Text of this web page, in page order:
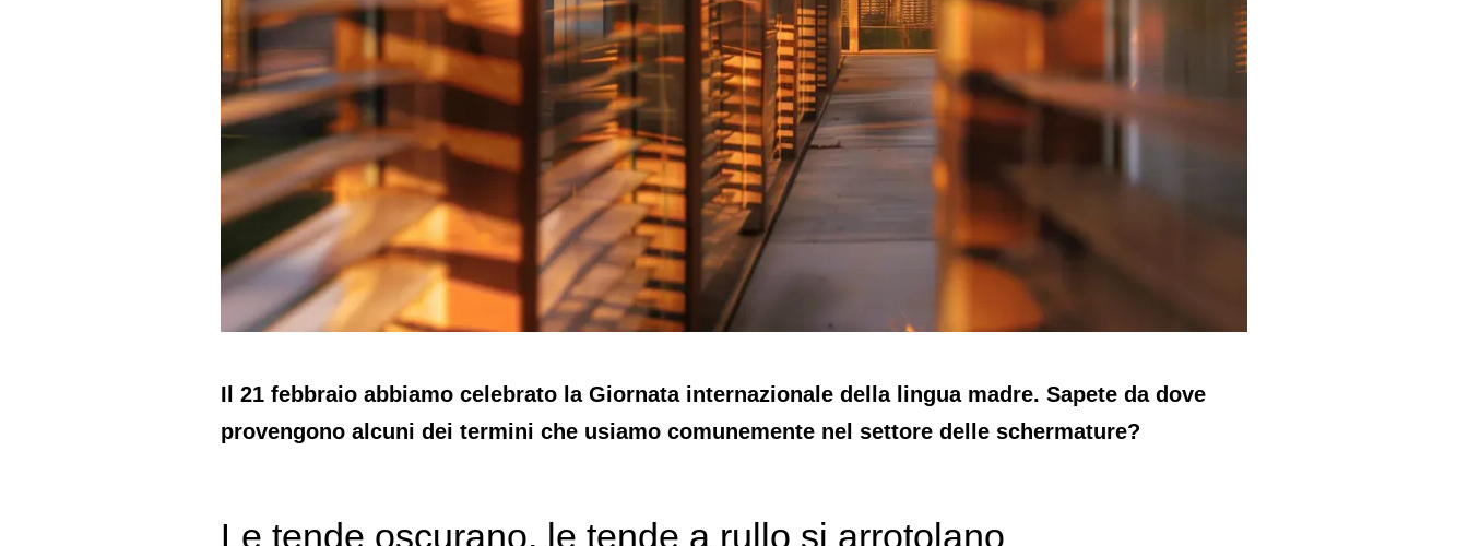
Il 21 febbraio abbiamo celebrato la Giornata internazionale della lingua madre. Sapete da dove
provengono alcuni dei termini che usiamo comunemente nel settore delle schermature?
Le tende oscurano, le tende a rullo si arrotolano